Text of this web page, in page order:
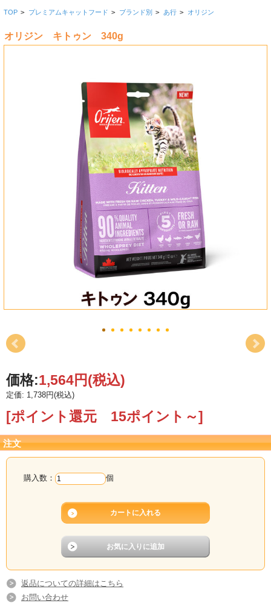
TOP > プレミアムキャットフード > ブランド別 > あ行 > オリジン
オリジン キトゥン 340g
価格:1,564円(税込)
定価: 1,738円(税込)
[ポイント還元 15ポイント～]
注文
購入数： 個
返品についての詳細はこちら
お問い合わせ